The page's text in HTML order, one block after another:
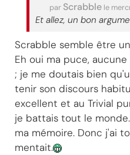
par Scrabble le
Et allez, un bon
Scrabble semble être
Eh oui ma puce,
; je me doutais bien
tenir son discours
excellent et au Trivial
je battais tout le
ma mémoire. Donc j'ai
mentait.